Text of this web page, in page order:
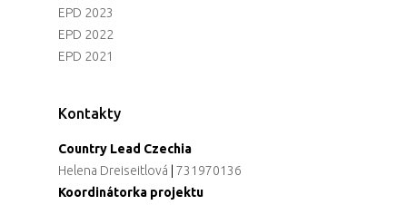
EPD 2023
EPD 2022
EPD 2021
Kontakty
Country Lead Czechia
Helena Dreiseitlová
731970136
Koordinátorka projektu